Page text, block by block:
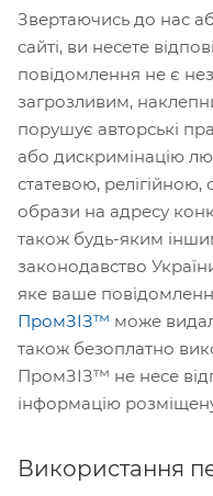
Звертаючись до нас
сайті, ви несете
повідомлення не є
загрозливим,
порушує авторські
або дискримінацію
статевою, релігійною,
образи на адресу
також будь-яким
законодавство
яке ваше
ПромЗІЗ™ може
також безоплатно
ПромЗІЗ™ не несе
інформацію
Використання